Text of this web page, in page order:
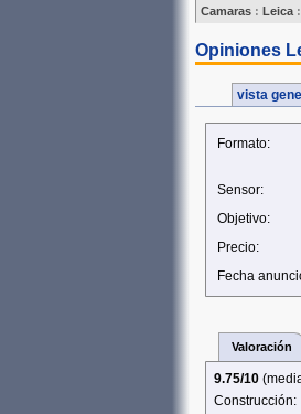
Camaras : Leica :
Opiniones
vista
Formato:
Sensor:
Objetivo:
Precio:
Fecha
Valoración
9.75/10
Construcción: